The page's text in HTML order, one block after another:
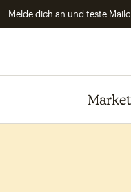
Melde dich an und teste